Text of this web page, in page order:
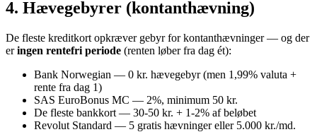
4. Hævegebyrer (kontanthævning)
De fleste kreditkort opkræver gebyr for kontanthævninger — og der
eringen rentefri periode (renten løber fra dag ét):
Bank Norwegian — 0 kr. hævegebyr (men 1,99% valuta +
rente fra dag 1)
SAS EuroBonus MC — 2%, minimum 50 kr.
De fleste bankkort — 30-50 kr. + 1-2% af beløbet
Revolut Standard — 5 gratis hævninger eller 5.000 kr./md.